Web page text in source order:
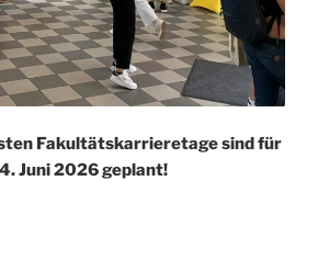
Fakultätskarrieretage sind für
Juni 2026 geplant!